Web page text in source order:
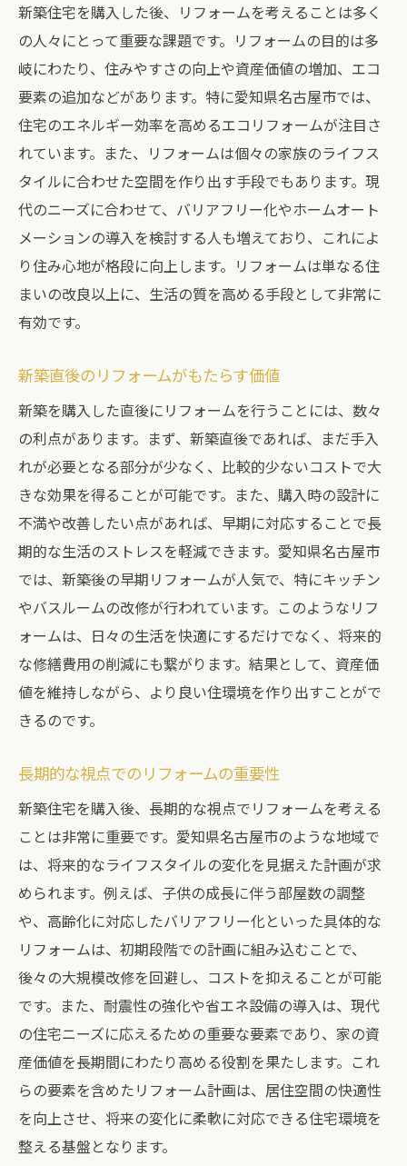
地域ごとのリフォームの需要分析
名古屋市におけるリフォームのトレンド
新築住宅とリフォームの相乗効果
地域密着型のリフォームプランの提案
名古屋市で人気のリフォーム事例
新築住宅購入直後に知っておくべきリフォーム
のタイミング
リフォーム開始の最適な時期選び
購入直後に優先すべきリフォーム箇所
新築後の見直しポイントとその重要性
将来を見据えた長期計画の立て方
プロの意見を活用したタイミング選定
リフォームで新築住宅の価値を高める方法
住宅の資産価値を向上させるリフォーム
デザイン性と機能性のバランスを追求
最新技術を取り入れたリフォーム事例
エコリフォームで環境にも優しく
リフォームによる居住性の向上
バリアフリー化を考慮した改修
名古屋市の不動産市場から見る新築とリフォー
ムの動向
市場の変化に対応するリフォーム戦略
リフォーム需要の今後の予測
地域特性を活かしたリフォーム事例
不動産投資としてのリフォームの可能性
最新のリフォーム技術とその導入効果
新築後にリフォームを計画する重要性とその効
果
計画的なリフォームで安心の住まいづくり
リフォームによる長期的な資産価値の確保
住まいの快適性を維持するためのポイント
リフォームで変わる生活の質
継続的なメンテナンスと改修の重要性
家族構成の変化に応じたリフォーム
愛知県名古屋市での最適なリフォーム時期を見
新築住宅を購入した後、リフォームを考えることは多く
の人々にとって重要な課題です。リフォームの目的は多
岐にわたり、住みやすさの向上や資産価値の増加、エコ
要素の追加などがあります。特に愛知県名古屋市では、
住宅のエネルギー効率を高めるエコリフォームが注目さ
れています。また、リフォームは個々の家族のライフス
タイルに合わせた空間を作り出す手段でもあります。現
代のニーズに合わせて、バリアフリー化やホームオート
メーションの導入を検討する人も増えており、これによ
り住み心地が格段に向上します。リフォームは単なる住
まいの改良以上に、生活の質を高める手段として非常に
有効です。
新築直後のリフォームがもたらす価値
新築を購入した直後にリフォームを行うことには、数々
の利点があります。まず、新築直後であれば、まだ手入
れが必要となる部分が少なく、比較的少ないコストで大
きな効果を得ることが可能です。また、購入時の設計に
不満や改善したい点があれば、早期に対応することで長
期的な生活のストレスを軽減できます。愛知県名古屋市
では、新築後の早期リフォームが人気で、特にキッチン
やバスルームの改修が行われています。このようなリフ
ォームは、日々の生活を快適にするだけでなく、将来的
な修繕費用の削減にも繋がります。結果として、資産価
値を維持しながら、より良い住環境を作り出すことがで
きるのです。
長期的な視点でのリフォームの重要性
新築住宅を購入後、長期的な視点でリフォームを考える
ことは非常に重要です。愛知県名古屋市のような地域で
は、将来的なライフスタイルの変化を見据えた計画が求
められます。例えば、子供の成長に伴う部屋数の調整
や、高齢化に対応したバリアフリー化といった具体的な
リフォームは、初期段階での計画に組み込むことで、
後々の大規模改修を回避し、コストを抑えることが可能
です。また、耐震性の強化や省エネ設備の導入は、現代
の住宅ニーズに応えるための重要な要素であり、家の資
産価値を長期間にわたり高める役割を果たします。これ
らの要素を含めたリフォーム計画は、居住空間の快適性
を向上させ、将来の変化に柔軟に対応できる住宅環境を
整える基盤となります。